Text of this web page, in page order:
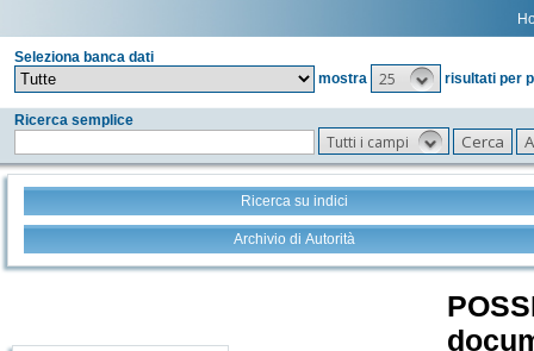
Seleziona banca dati
mostra
25 risultati per
Ricerca semplice
Tutti i campi
Ricerca su indici
Archivio di Autorità